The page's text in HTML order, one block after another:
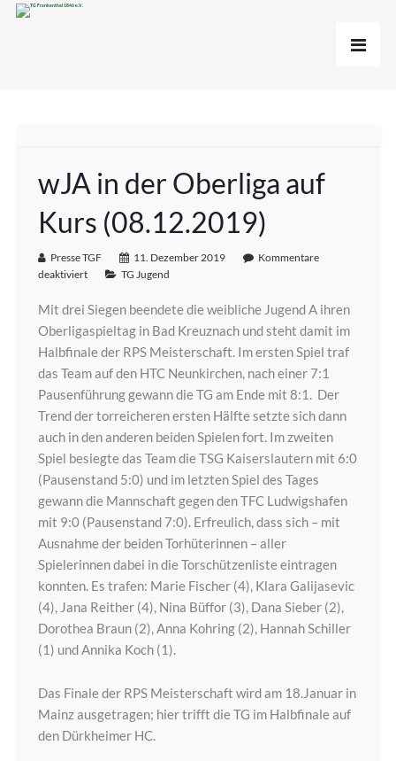
wJA in der Oberliga auf
Kurs (08.12.2019)
Presse TGF 11. Dezember 2019
Kommentare
deaktiviert
TG Jugend
Mit drei Siegen beendete die weibliche Jugend A ihren
Oberligaspieltag in Bad Kreuznach und steht damit im
Halbfinale der RPS Meisterschaft. Im ersten Spiel traf
das Team auf den HTC Neunkirchen, nach einer 7:1
Pausenführung gewann die TG am Ende mit 8:1. Der
Trend der torreicheren ersten Hälfte setzte sich dann
auch in den anderen beiden Spielen fort. Im zweiten
Spiel besiegte das Team die TSG Kaiserslautern mit 6:0
(Pausenstand 5:0) und im letzten Spiel des Tages
gewann die Mannschaft gegen den TFC Ludwigshafen
mit 9:0 (Pausenstand 7:0). Erfreulich, dass sich – mit
Ausnahme der beiden Torhüterinnen – aller
Spielerinnen dabei in die Torschützenliste eintragen
konnten. Es trafen: Marie Fischer (4), Klara Galijasevic
(4), Jana Reither (4), Nina Büffor (3), Dana Sieber (2),
Dorothea Braun (2), Anna Kohring (2), Hannah Schiller
(1) und Annika Koch (1).
Das Finale der RPS Meisterschaft wird am 18.Januar in
Mainz ausgetragen; hier trifft die TG im Halbfinale auf
den Dürkheimer HC.